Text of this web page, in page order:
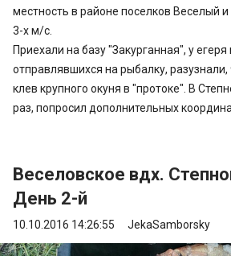
местность в районе поселков Веселый
3-х м/c.
Приехали на базу "Закурганная", у
отправлявшихся на рыбалку,
клев крупного окуня в "протоке". В
раз, попросил дополнительных
Веселовское вдх.
День 2-й
10.10.2016 14:26:55 JekaSamborsky